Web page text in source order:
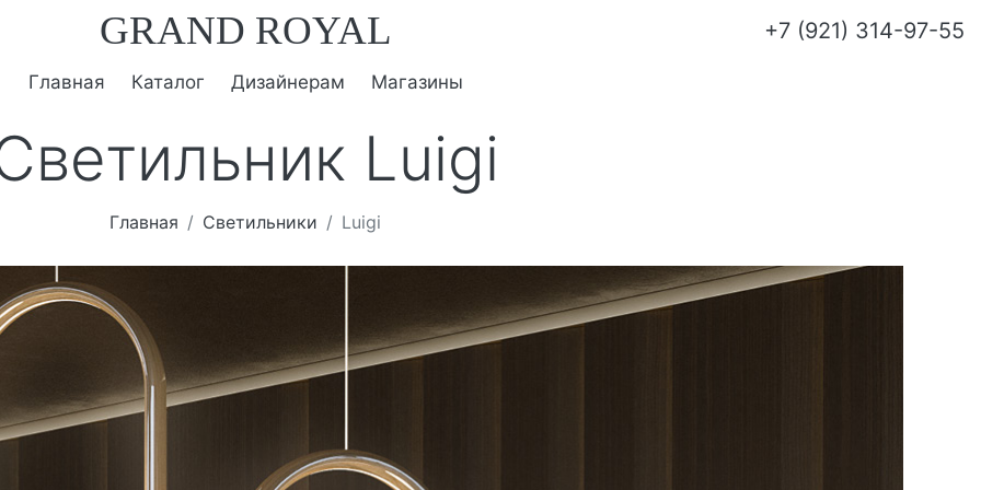
GRAND ROYAL +7 (921) 314-97-55
Главная Каталог Дизайнерам Магазины
Luigi
Главная Светильники Luigi